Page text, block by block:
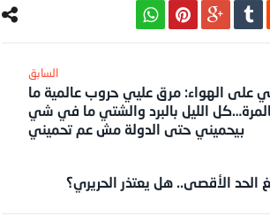
على الهواء: مرق عليي حروب عالمية ما
الليل بالبرد والشتي ما في شي
بيحميني حتى الدولة مش عم تحميني
الأقصى.. هل يعتذر الحريري؟